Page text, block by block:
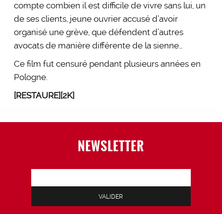
compte combien il est difficile de vivre sans lui, un
de ses clients, jeune ouvrier accusé d’avoir
organisé une grève, que défendent d’autres
avocats de manière différente de la sienne…
Ce film fut censuré pendant plusieurs années en
Pologne.
[RESTAURE][2K]
NEWSLETTER